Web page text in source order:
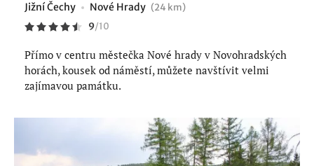
Jižní Čechy Nové Hrady (24 km)
9/10
Přímo v centru městečka Nové hrady v Novohradských
horách, kousek od náměstí, můžete navštívit velmi
zajímavou památku.